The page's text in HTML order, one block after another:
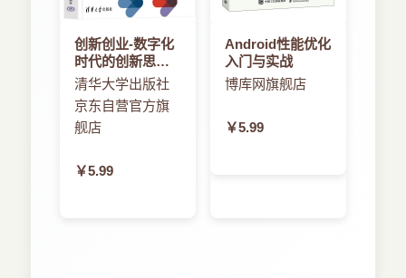
3.3.5 图形
3.3.6 游戏框架
3.4 小结
第4章 面向游戏开发人员的android
4.1 定义一个android应用程序：清单文件
4.1.1 [manifest]元素
4.1.3 [activity]元素
以数字方式录制音频意味着在离散时间间隔存
动，薄膜由中立状态可向内或向外推动。这个过程
就叫做采样，因为我们在离散的时间点获取薄膜状
态样本。每单位时间内采集的样本数量叫做采样
率。通常情况下，时间单位为秒，而采样单位为赫
好。光盘在播放时的采样率为44100HZ或
创新创业-数字化
时代的创新思维
与商业模式
清华大学出版社
京东自营官方旗
舰店
￥5.99
Android性能优化
入门与实战
博库网旗舰店
￥5.99